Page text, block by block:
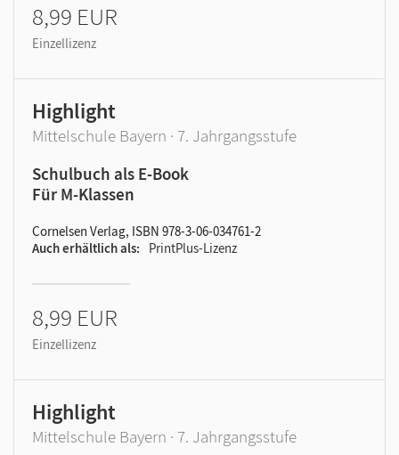
8,99 EUR
Einzellizenz
Highlight
Mittelschule Bayern · 7. Jahrgangsstufe
Schulbuch als E-Book
Für M-Klassen
Cornelsen Verlag, ISBN 978-3-06-034761-2
Auch erhältlich als
PrintPlus-Lizenz
8,99 EUR
Einzellizenz
Highlight
Mittelschule Bayern · 7. Jahrgangsstufe